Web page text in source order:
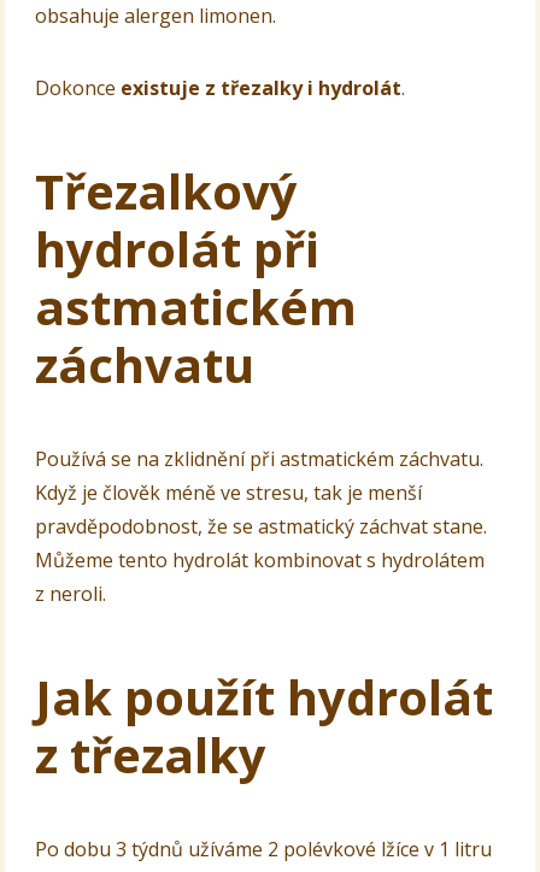
obsahuje alergen limonen.
Dokonce existuje z třezalky i hydrolát.
Třezalkový
hydrolát při
astmatickém
záchvatu
Používá se na zklidnění při astmatickém záchvatu.
Když je člověk méně ve stresu, tak je menší
pravděpodobnost, že se astmatický záchvat stane.
Můžeme tento hydrolát kombinovat s hydrolátem
z neroli.
Jak použít hydrolát
z třezalky
Po dobu 3 týdnů užíváme 2 polévkové lžíce v 1 litru